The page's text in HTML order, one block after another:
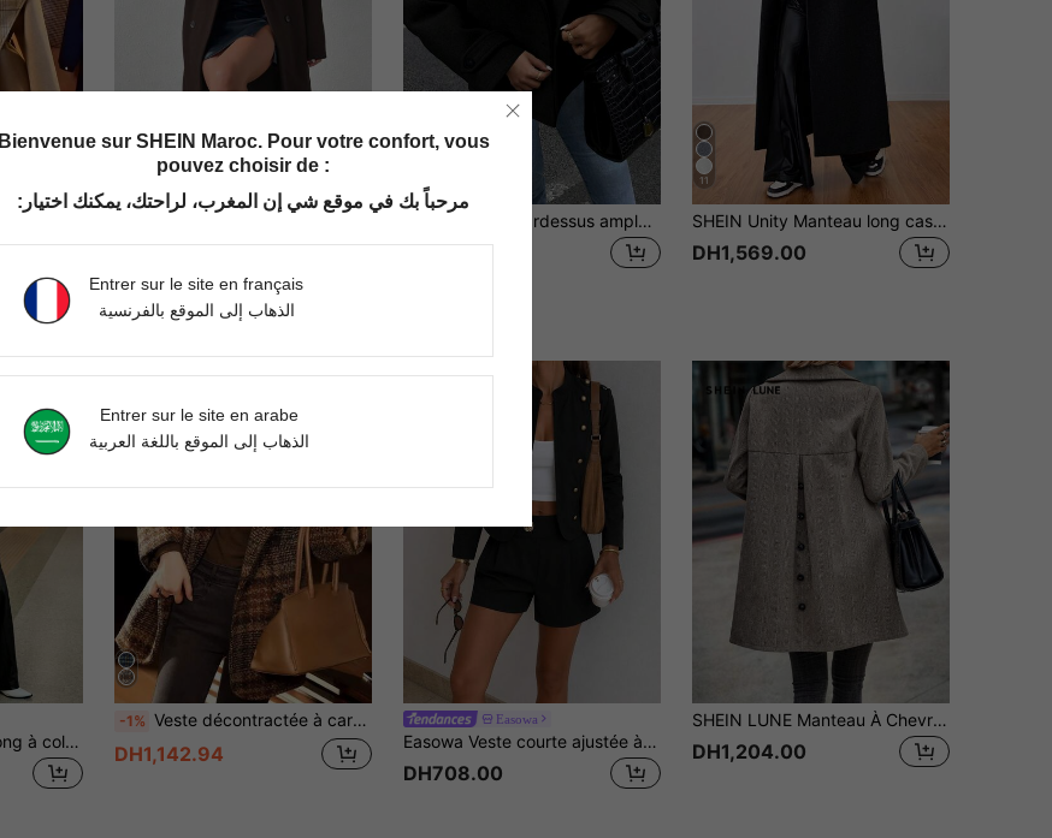
SHEIN Manteau ample en couleur unie double boutonnage pour femmes, automne/hiver
DH1,305.00
EMERY ROSE Pardessus ample décontracté pour femmes avec col revers décoratif et boutons, manches longues, coupe ample
DH934.00
11
SHEIN Unity Manteau long casual à col
DH1,569.00
Siren Gaze Manteau long à col cranté avec imprimé chevrons, à manches longues, pour femmes. Automne/Hiver
-1% Veste décontractée à carreaux pour femmes, ample, avec col à revers, boutons, manches longues et poches, convient pour l'automne, l'hiver et le printemps
DH1,142.94
Easowa
Easowa Veste courte ajustée à col montant, double boutonnage et fermeture éclair pour femmes, style décontracté élégant Old Money, automne/hiver
DH708.00
SHEIN LUNE Manteau À Chevrons À Rabat À Bouton
DH1,204.00
Bienvenue sur SHEIN Maroc. Pour votre confort, vous
pouvez choisir de :
مرحباً بك في موقع شي إن المغرب، لراحتك، يمكنك اختيار:
Entrer sur le site en français
الذهاب إلى الموقع بالفرنسية
Entrer sur le site en arabe
الذهاب إلى الموقع باللغة العربية